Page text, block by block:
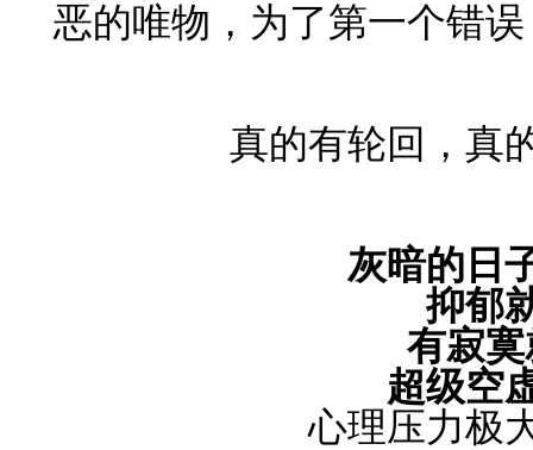
恶的唯物，为了第一个错
真的有轮回，真
灰暗的日
抑郁
有寂
超级空
心理压力极